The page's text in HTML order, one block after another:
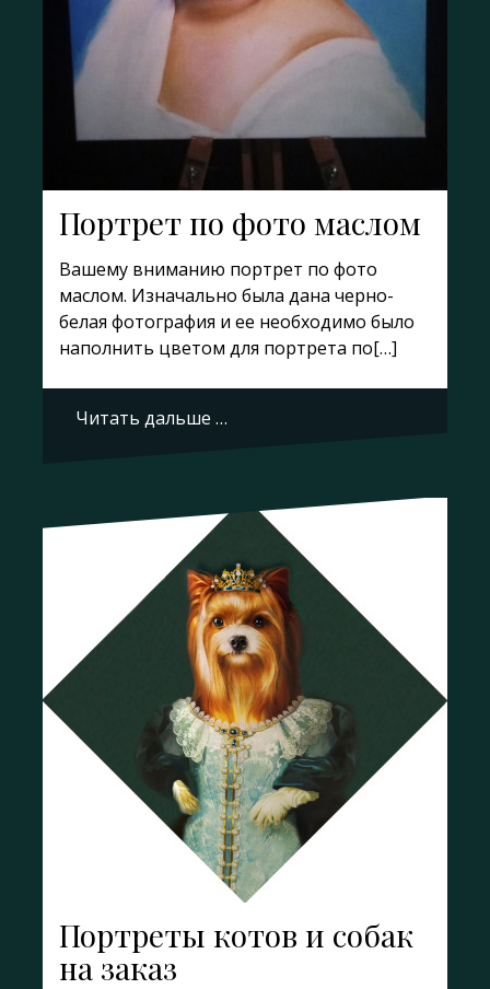
Портрет по фото маслом
Вашему вниманию портрет по фото
маслом. Изначально была дана черно-
белая фотография и ее необходимо было
наполнить цветом для портрета по[…]
Читать дальше …
Портреты котов и собак
на заказ